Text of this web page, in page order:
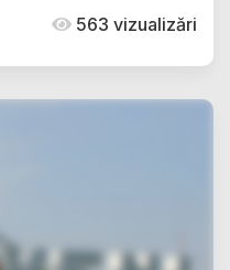
563 vizualizări